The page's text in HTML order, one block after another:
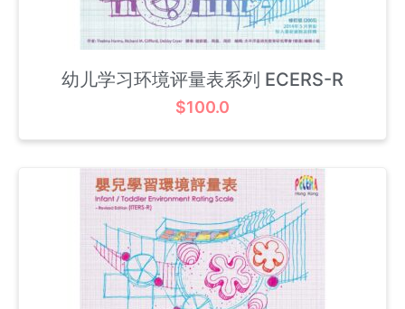
幼儿学习环境评量表系列 ECERS-R
$100.0